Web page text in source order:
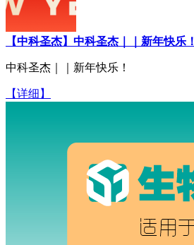
【中科圣杰】中科圣杰｜｜新年快乐！
中科圣杰｜｜新年快乐！
【详细】